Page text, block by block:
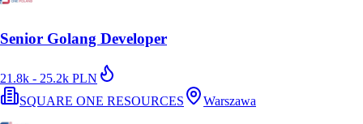
Senior Golang Developer
21.8k - 25.2k PLN
SQUARE ONE RESOURCES
Warszawa